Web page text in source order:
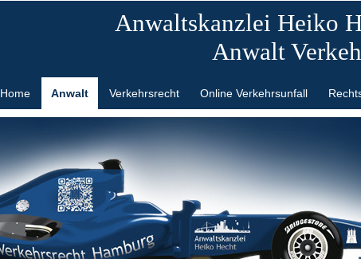
Anwaltskanzlei Heiko
Anwalt
Home Anwalt Verkehrsrecht Online Verkehrsunfall